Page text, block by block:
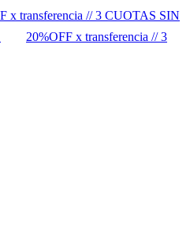
x transferencia // 3 CUOTAS SIN
20%OFF x transferencia // 3